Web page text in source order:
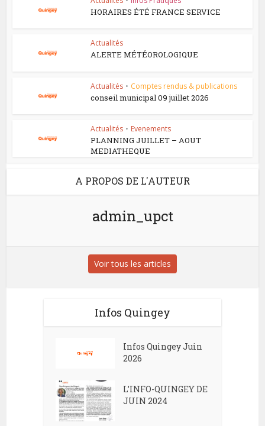
HORAIRES ÉTÉ FRANCE SERVICE
Actualités
ALERTE MÉTÉOROLOGIQUE
Actualités • Comptes rendus & publications
conseil municipal 09 juillet 2026
Actualités • Evenements
PLANNING JUILLET – AOUT
MEDIATHEQUE
A PROPOS DE L'AUTEUR
admin_upct
Voir tous les articles
Infos Quingey
Infos Quingey Juin
2026
L’INFO-QUINGEY DE
JUIN 2024